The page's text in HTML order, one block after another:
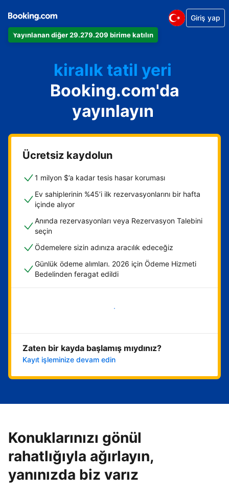
Yayınlanan diğer 29.279.209 birime katılın
Giriş yap
Dairenizi
Otelinizi
kiralık tatil yeri
Konukevinizi
Oda ve kahvaltı tesisinizi
Booking.com'da
yayınlayın
Ücretsiz kaydolun
1 milyon $’a kadar tesis hasar koruması
Ev sahiplerinin %45’i ilk rezervasyonlarını bir hafta
içinde alıyor
Anında rezervasyonları veya Rezervasyon Talebini
seçin
Ödemelere sizin adınıza aracılık edeceğiz
Günlük ödeme alımları. 2026 için Ödeme Hizmeti
Bedelinden feragat edildi
Hemen başla
Zaten bir kayda başlamış mıydınız?
Kayıt işleminize devam edin
Konuklarınızı gönül
rahatlığıyla ağırlayın,
yanınızda biz varız